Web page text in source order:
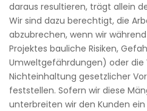
daraus resultieren, trägt allein
Wir sind dazu berechtigt, die
abzubrechen, wenn wir
Projektes bauliche Risiken,
Umweltgefährdungen) oder die
Nichteinhaltung gesetzlicher
feststellen. Sofern wir diese
unterbreiten wir den Kunden